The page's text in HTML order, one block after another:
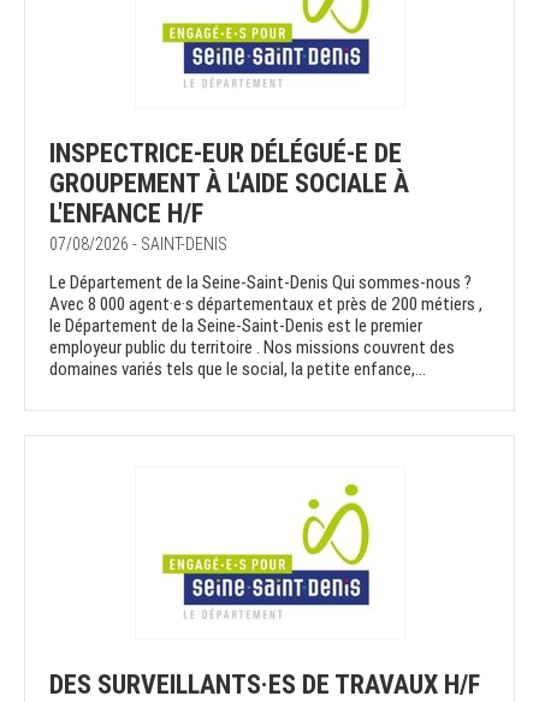
INSPECTRICE-EUR DÉLÉGUÉ-E DE
GROUPEMENT À L'AIDE SOCIALE À
L'ENFANCE H/F
07/08/2026 - SAINT-DENIS
Le Département de la Seine-Saint-Denis Qui sommes-nous ?
Avec 8 000 agent·e·s départementaux et près de 200 métiers ,
le Département de la Seine-Saint-Denis est le premier
employeur public du territoire . Nos missions couvrent des
domaines variés tels que le social, la petite enfance,...
DES SURVEILLANTS·ES DE TRAVAUX H/F